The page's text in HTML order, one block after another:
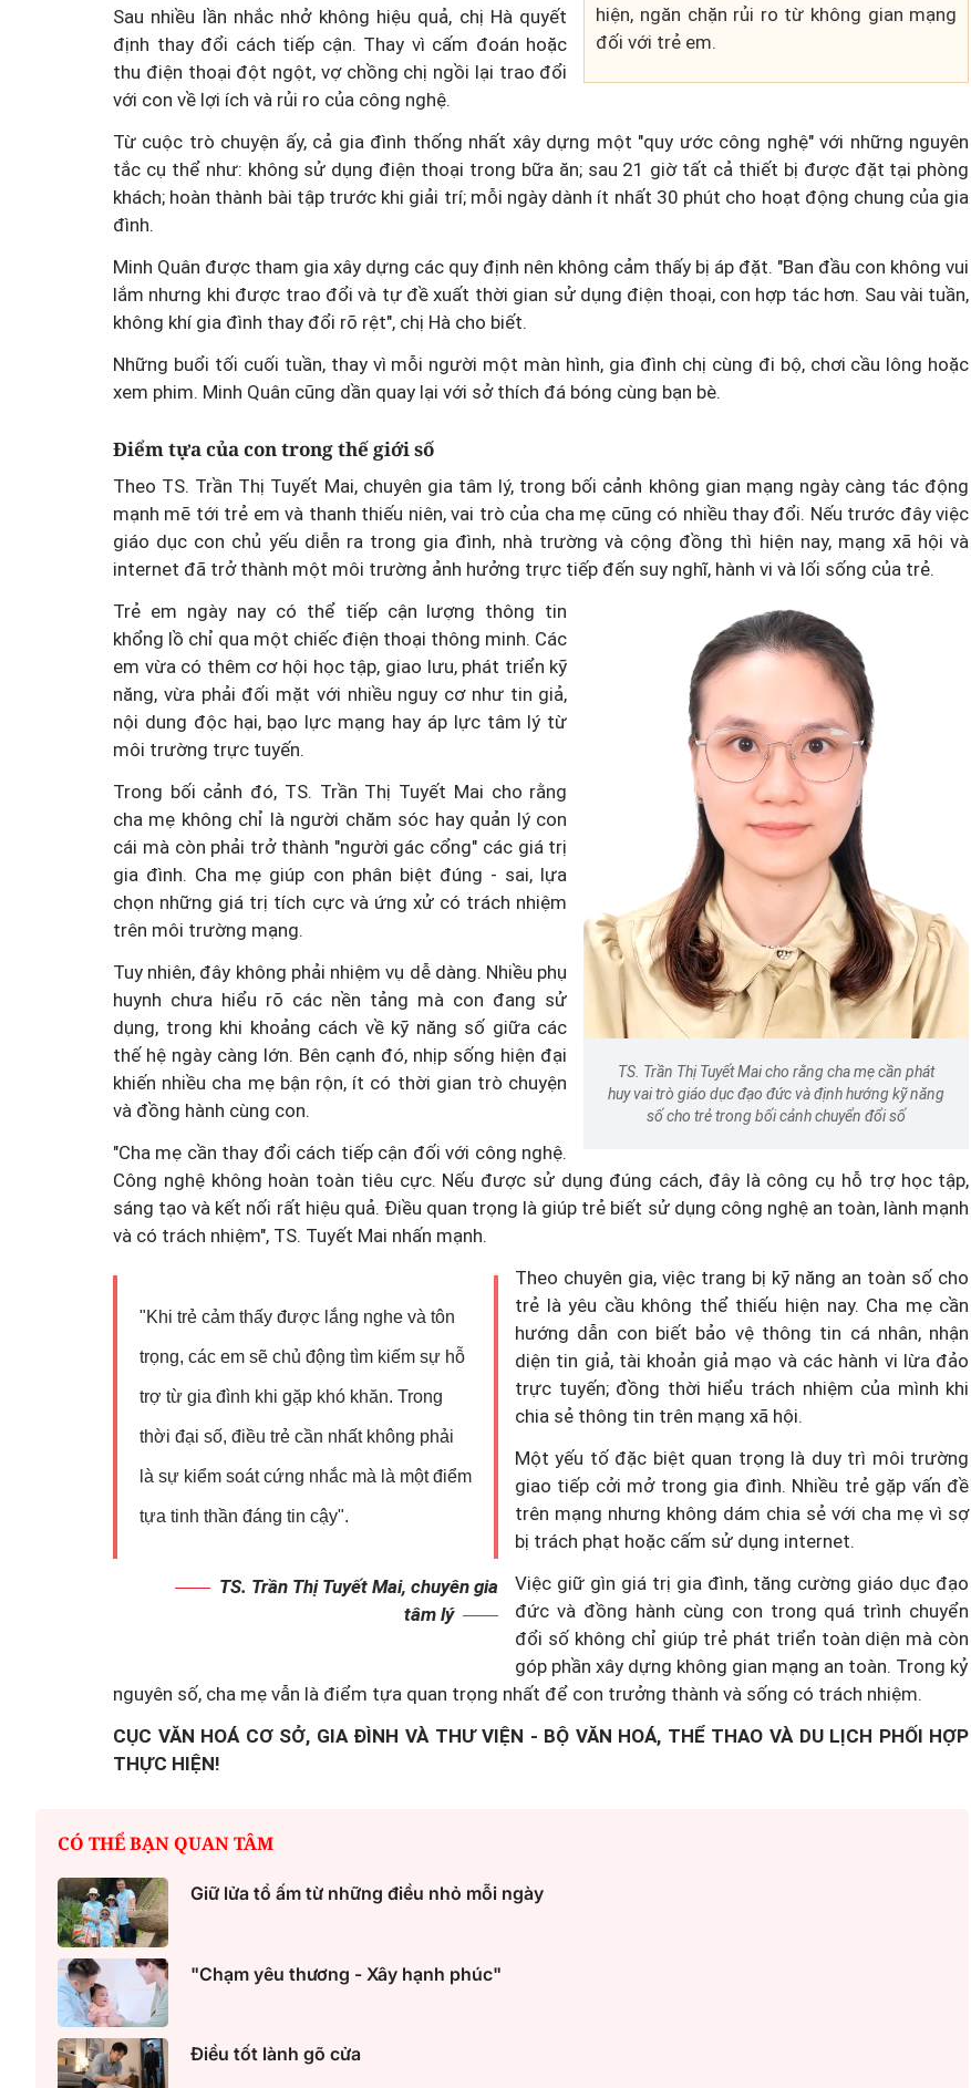
hiện, ngăn chặn rủi ro từ không gian mạng
đối với trẻ em.
Sau nhiều lần nhắc nhở không hiệu quả, chị Hà quyết
định thay đổi cách tiếp cận. Thay vì cấm đoán hoặc
thu điện thoại đột ngột, vợ chồng chị ngồi lại trao đổi
với con về lợi ích và rủi ro của công nghệ.
Từ cuộc trò chuyện ấy, cả gia đình thống nhất xây dựng một "quy ước công nghệ" với những nguyên
tắc cụ thể như: không sử dụng điện thoại trong bữa ăn; sau 21 giờ tất cả thiết bị được đặt tại phòng
khách; hoàn thành bài tập trước khi giải trí; mỗi ngày dành ít nhất 30 phút cho hoạt động chung của gia
đình.
Minh Quân được tham gia xây dựng các quy định nên không cảm thấy bị áp đặt. "Ban đầu con không vui
lắm nhưng khi được trao đổi và tự đề xuất thời gian sử dụng điện thoại, con hợp tác hơn. Sau vài tuần,
không khí gia đình thay đổi rõ rệt", chị Hà cho biết.
Những buổi tối cuối tuần, thay vì mỗi người một màn hình, gia đình chị cùng đi bộ, chơi cầu lông hoặc
xem phim. Minh Quân cũng dần quay lại với sở thích đá bóng cùng bạn bè.
Điểm tựa của con trong thế giới số
Theo TS. Trần Thị Tuyết Mai, chuyên gia tâm lý, trong bối cảnh không gian mạng ngày càng tác động
mạnh mẽ tới trẻ em và thanh thiếu niên, vai trò của cha mẹ cũng có nhiều thay đổi. Nếu trước đây việc
giáo dục con chủ yếu diễn ra trong gia đình, nhà trường và cộng đồng thì hiện nay, mạng xã hội và
internet đã trở thành một môi trường ảnh hưởng trực tiếp đến suy nghĩ, hành vi và lối sống của trẻ.
TS. Trần Thị Tuyết Mai cho rằng cha mẹ cần phát
huy vai trò giáo dục đạo đức và định hướng kỹ năng
số cho trẻ trong bối cảnh chuyển đổi số
Trẻ em ngày nay có thể tiếp cận lượng thông tin
khổng lồ chỉ qua một chiếc điện thoại thông minh. Các
em vừa có thêm cơ hội học tập, giao lưu, phát triển kỹ
năng, vừa phải đối mặt với nhiều nguy cơ như tin giả,
nội dung độc hại, bạo lực mạng hay áp lực tâm lý từ
môi trường trực tuyến.
Trong bối cảnh đó, TS. Trần Thị Tuyết Mai cho rằng
cha mẹ không chỉ là người chăm sóc hay quản lý con
cái mà còn phải trở thành "người gác cổng" các giá trị
gia đình. Cha mẹ giúp con phân biệt đúng - sai, lựa
chọn những giá trị tích cực và ứng xử có trách nhiệm
trên môi trường mạng.
Tuy nhiên, đây không phải nhiệm vụ dễ dàng. Nhiều phụ
huynh chưa hiểu rõ các nền tảng mà con đang sử
dụng, trong khi khoảng cách về kỹ năng số giữa các
thế hệ ngày càng lớn. Bên cạnh đó, nhịp sống hiện đại
khiến nhiều cha mẹ bận rộn, ít có thời gian trò chuyện
và đồng hành cùng con.
"Cha mẹ cần thay đổi cách tiếp cận đối với công nghệ.
Công nghệ không hoàn toàn tiêu cực. Nếu được sử dụng đúng cách, đây là công cụ hỗ trợ học tập,
sáng tạo và kết nối rất hiệu quả. Điều quan trọng là giúp trẻ biết sử dụng công nghệ an toàn, lành mạnh
và có trách nhiệm", TS. Tuyết Mai nhấn mạnh.
"Khi trẻ cảm thấy được lắng nghe và tôn
trọng, các em sẽ chủ động tìm kiếm sự hỗ
trợ từ gia đình khi gặp khó khăn. Trong
thời đại số, điều trẻ cần nhất không phải
là sự kiểm soát cứng nhắc mà là một điểm
tựa tinh thần đáng tin cậy".
TS. Trần Thị Tuyết Mai, chuyên gia
tâm lý
Theo chuyên gia, việc trang bị kỹ năng an toàn số cho
trẻ là yêu cầu không thể thiếu hiện nay. Cha mẹ cần
hướng dẫn con biết bảo vệ thông tin cá nhân, nhận
diện tin giả, tài khoản giả mạo và các hành vi lừa đảo
trực tuyến; đồng thời hiểu trách nhiệm của mình khi
chia sẻ thông tin trên mạng xã hội.
Một yếu tố đặc biệt quan trọng là duy trì môi trường
giao tiếp cởi mở trong gia đình. Nhiều trẻ gặp vấn đề
trên mạng nhưng không dám chia sẻ với cha mẹ vì sợ
bị trách phạt hoặc cấm sử dụng internet.
Việc giữ gìn giá trị gia đình, tăng cường giáo dục đạo
đức và đồng hành cùng con trong quá trình chuyển
đổi số không chỉ giúp trẻ phát triển toàn diện mà còn
góp phần xây dựng không gian mạng an toàn. Trong kỷ
nguyên số, cha mẹ vẫn là điểm tựa quan trọng nhất để con trưởng thành và sống có trách nhiệm.
CỤC VĂN HOÁ CƠ SỞ, GIA ĐÌNH VÀ THƯ VIỆN - BỘ VĂN HOÁ, THỂ THAO VÀ DU LỊCH PHỐI HỢP
THỰC HIỆN!
CÓ THỂ BẠN QUAN TÂM
Giữ lửa tổ ấm từ những điều nhỏ mỗi ngày
"Chạm yêu thương - Xây hạnh phúc"
Điều tốt lành gõ cửa
đang thế
chế rủi ro?
Thành lập thành phố Bắc Ninh
trực thuộc Trung ương: Tầm
nhìn đô thị hiện đại và giàu bản
sắc
"Ăn cơm nhà, lo chuyện thiên
hạ": Cần khung thù lao thống
nhất toàn quốc